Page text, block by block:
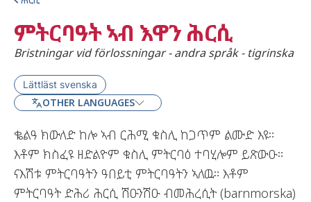
ምትርባዓት ኣብ እዋን ሕርሲ
Bristningar vid förlossningar - andra språk - tigrinska
Lättläst svenska
OTHER LANGUAGES
ቈልዓ ክውለድ ከሎ ኣብ ርሕሚ ቁስሊ ከጋጥም ልሙድ እዩ።
እቶም ክስፈዩ ዘድልዮም ቁስሊ ምትርባዕ ተባሂሎም ይጽውዑ።
ናእሽቱ ምትርባዓትን ዓበይቲ ምትርባዓትን ኣለዉ። እቶም
ምትርባዓት ድሕሪ ሕርሲ ሽዑንሽዑ ብመሕረሲት (barnmorska)